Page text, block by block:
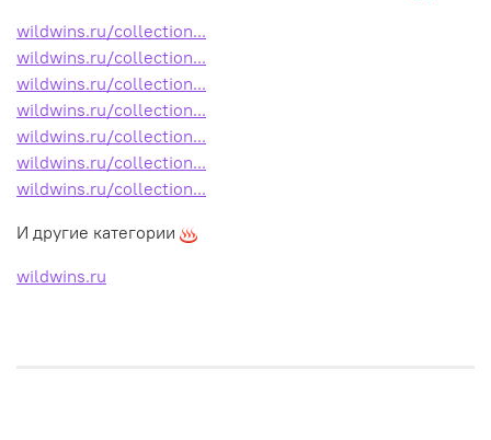
wildwins.ru/collection...
wildwins.ru/collection...
wildwins.ru/collection...
wildwins.ru/collection...
wildwins.ru/collection...
wildwins.ru/collection...
wildwins.ru/collection...
И другие категории
wildwins.ru